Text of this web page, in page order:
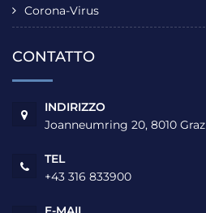
Corona-Virus
CONTATTO
INDIRIZZO
Joanneumring 20, 8010 Graz
TEL
+43 316 833900